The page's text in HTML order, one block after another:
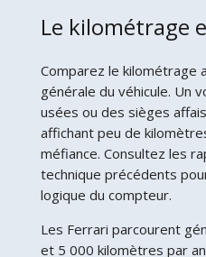
Le kilométrage
Comparez le kilométrage
générale du véhicule. Un
usées ou des sièges
affichant peu de
méfiance. Consultez les
technique précédents
logique du compteur.
Les Ferrari parcourent
et 5 000 kilomètres par